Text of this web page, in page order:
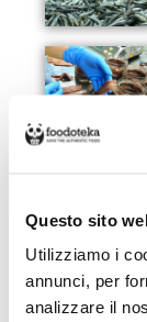
Questo sito
Utilizziamo i
annunci, per
analizzare il